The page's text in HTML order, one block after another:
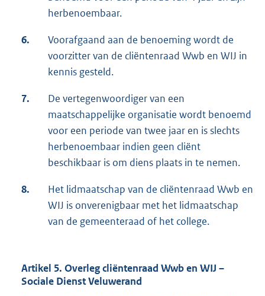
herbenoembaar.
6.
Voorafgaand aan de benoeming wordt de
voorzitter van de cliëntenraad Wwb en WIJ in
kennis gesteld.
7.
De vertegenwoordiger van een
maatschappelijke organisatie wordt benoemd
voor een periode van twee jaar en is slechts
herbenoembaar indien geen cliënt
beschikbaar is om diens plaats in te nemen.
8.
Het lidmaatschap van de cliëntenraad Wwb en
WIJ is onverenigbaar met het lidmaatschap
van de gemeenteraad of het college.
Artikel 5. Overleg cliëntenraad Wwb en WIJ –
Sociale Dienst Veluwerand